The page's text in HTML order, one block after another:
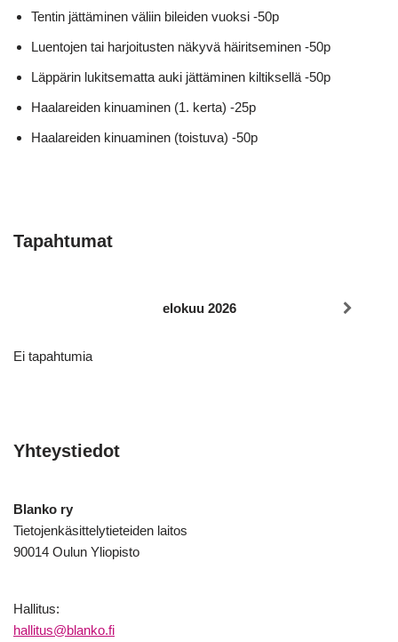
Tentin jättäminen väliin bileiden vuoksi -50p
Luentojen tai harjoitusten näkyvä häiritseminen -50p
Läppärin lukitsematta auki jättäminen kiltiksellä -50p
Haalareiden kinuaminen (1. kerta) -25p
Haalareiden kinuaminen (toistuva) -50p
Tapahtumat
elokuu 2026
Ei tapahtumia
Yhteystiedot
Blanko ry
Tietojenkäsittelytieteiden laitos
90014 Oulun Yliopisto
Hallitus:
hallitus@blanko.fi